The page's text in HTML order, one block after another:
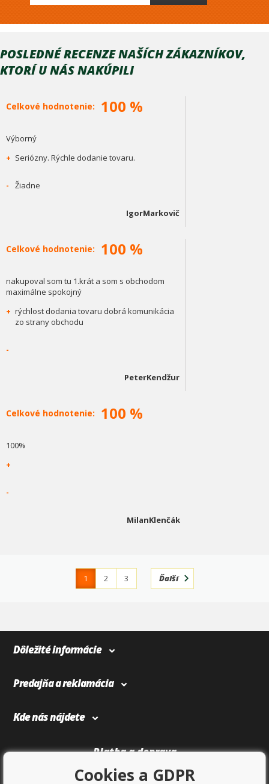
POSLEDNÉ RECENZE NAŠÍCH ZÁKAZNÍKOV,
KTORÍ U NÁS NAKÚPILI
Celkové hodnotenie: 100 %
Výborný
+ Seriózny. Rýchle dodanie tovaru.
- Žiadne
IgorMarkovič
Celkové hodnotenie: 100 %
nakupoval som tu 1.krát a som s obchodom
maximálne spokojný
+ rýchlost dodania tovaru dobrá komunikácia
zo strany obchodu
-
PeterKendžur
Celkové hodnotenie: 100 %
100%
+
-
MilanKlenčák
1 2
3
Ďalší
Dôležité informácie
Predajňa a reklamácia
Kde nás nájdete
Platba a doprava
Cookies a GDPR